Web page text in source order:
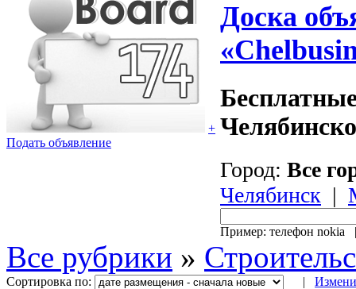
+
Подать объявление
Доска
Город: Все
Челябинск |
Пример: телефон
Все рубрики »
Сортировка по: |